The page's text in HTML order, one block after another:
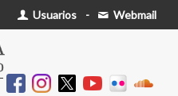
Usuarios - Webmail